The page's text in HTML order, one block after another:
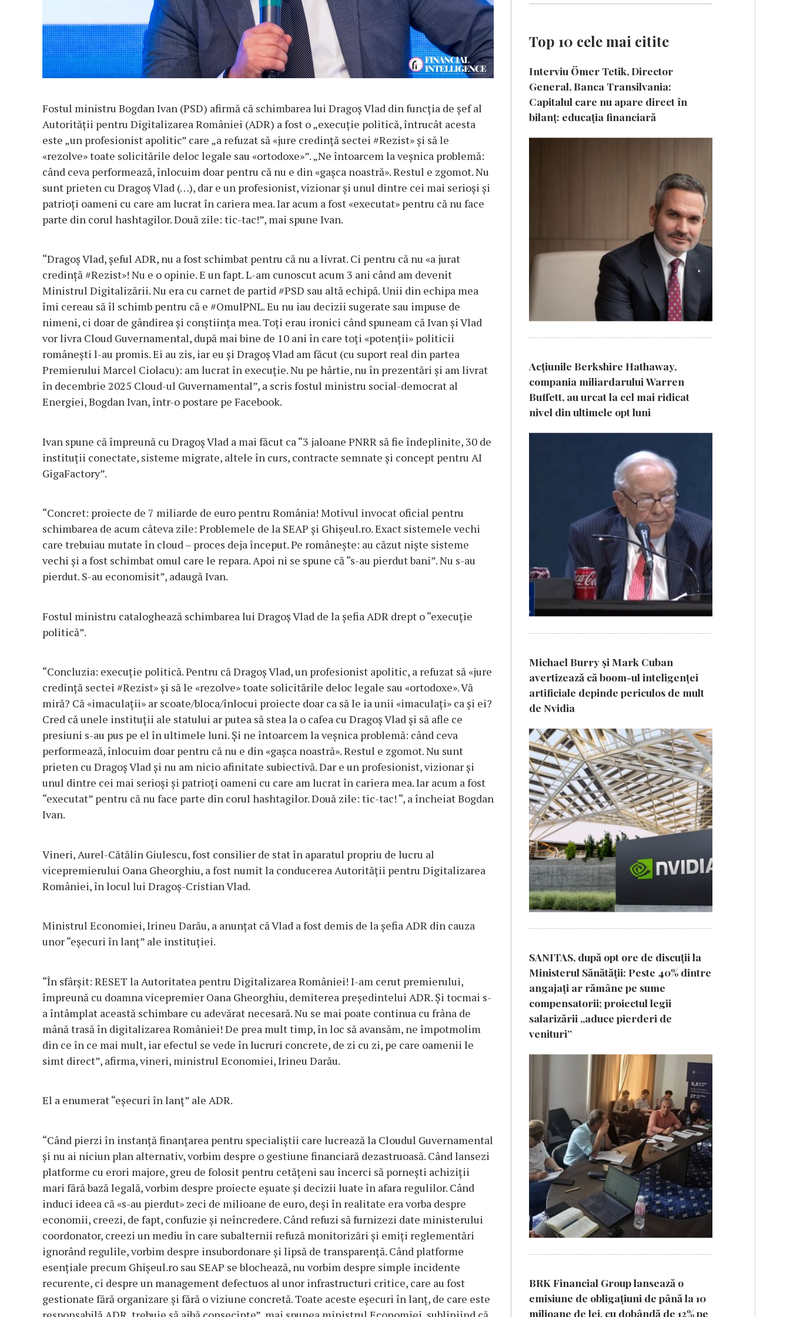
Fostul ministru Bogdan Ivan (PSD) afirmă că schimbarea lui Dragoş Vlad din funcţia de şef al
Autorităţii pentru Digitalizarea României (ADR) a fost o „execuţie politică, întrucât acesta
este „un profesionist apolitic” care „a refuzat să «jure credinţă sectei #Rezist» şi să le
«rezolve» toate solicitările deloc legale sau «ortodoxe»”. „Ne întoarcem la veşnica problemă:
când ceva performează, înlocuim doar pentru că nu e din «gaşca noastră». Restul e zgomot. Nu
sunt prieten cu Dragoş Vlad (…), dar e un profesionist, vizionar şi unul dintre cei mai serioşi şi
patrioţi oameni cu care am lucrat în cariera mea. Iar acum a fost «executat» pentru că nu face
parte din corul hashtagilor. Două zile: tic-tac!”, mai spune Ivan.
“Dragoş Vlad, şeful ADR, nu a fost schimbat pentru că nu a livrat. Ci pentru că nu «a jurat
credinţă #Rezist»! Nu e o opinie. E un fapt. L-am cunoscut acum 3 ani când am devenit
Ministrul Digitalizării. Nu era cu carnet de partid #PSD sau altă echipă. Unii din echipa mea
îmi cereau să îl schimb pentru că e #OmulPNL. Eu nu iau decizii sugerate sau impuse de
nimeni, ci doar de gândirea şi conştiinţa mea. Toţi erau ironici când spuneam că Ivan şi Vlad
vor livra Cloud Guvernamental, după mai bine de 10 ani în care toţi «potenţii» politicii
româneşti l-au promis. Ei au zis, iar eu şi Dragoş Vlad am făcut (cu suport real din partea
Premierului Marcel Ciolacu): am lucrat în execuţie. Nu pe hârtie, nu în prezentări şi am livrat
în decembrie 2025 Cloud-ul Guvernamental”, a scris fostul ministru social-democrat al
Energiei, Bogdan Ivan, într-o postare pe Facebook.
Ivan spune că împreună cu Dragoş Vlad a mai făcut ca “3 jaloane PNRR să fie îndeplinite, 30 de
instituţii conectate, sisteme migrate, altele în curs, contracte semnate şi concept pentru AI
GigaFactory”.
“Concret: proiecte de 7 miliarde de euro pentru România! Motivul invocat oficial pentru
schimbarea de acum câteva zile: Problemele de la SEAP şi Ghişeul.ro. Exact sistemele vechi
care trebuiau mutate în cloud – proces deja început. Pe româneşte: au căzut nişte sisteme
vechi şi a fost schimbat omul care le repara. Apoi ni se spune că “s-au pierdut bani”. Nu s-au
pierdut. S-au economisit”, adaugă Ivan.
Fostul ministru cataloghează schimbarea lui Dragoş Vlad de la şefia ADR drept o “execuţie
politică”.
“Concluzia: execuţie politică. Pentru că Dragoş Vlad, un profesionist apolitic, a refuzat să «jure
credinţă sectei #Rezist» şi să le «rezolve» toate solicitările deloc legale sau «ortodoxe». Vă
miră? Că «imaculaţii» ar scoate/bloca/înlocui proiecte doar ca să le ia unii «imaculaţi» ca şi ei?
Cred că unele instituţii ale statului ar putea să stea la o cafea cu Dragoş Vlad şi să afle ce
presiuni s-au pus pe el în ultimele luni. Şi ne întoarcem la veşnica problemă: când ceva
performează, înlocuim doar pentru că nu e din «gaşca noastră». Restul e zgomot. Nu sunt
prieten cu Dragoş Vlad şi nu am nicio afinitate subiectivă. Dar e un profesionist, vizionar şi
unul dintre cei mai serioşi şi patrioţi oameni cu care am lucrat în cariera mea. Iar acum a fost
“executat” pentru că nu face parte din corul hashtagilor. Două zile: tic-tac! “, a încheiat Bogdan
Ivan.
Vineri, Aurel-Cătălin Giulescu, fost consilier de stat în aparatul propriu de lucru al
vicepremierului Oana Gheorghiu, a fost numit la conducerea Autorităţii pentru Digitalizarea
României, în locul lui Dragoş-Cristian Vlad.
Ministrul Economiei, Irineu Darău, a anunţat că Vlad a fost demis de la şefia ADR din cauza
unor “eşecuri în lanţ” ale instituţiei.
“În sfârşit: RESET la Autoritatea pentru Digitalizarea României! I-am cerut premierului,
împreună cu doamna vicepremier Oana Gheorghiu, demiterea preşedintelui ADR. Şi tocmai s-
a întâmplat această schimbare cu adevărat necesară. Nu se mai poate continua cu frâna de
mână trasă în digitalizarea României! De prea mult timp, în loc să avansăm, ne împotmolim
din ce în ce mai mult, iar efectul se vede în lucruri concrete, de zi cu zi, pe care oamenii le
simt direct”, afirma, vineri, ministrul Economiei, Irineu Darău.
El a enumerat “eşecuri în lanţ” ale ADR.
“Când pierzi în instanţă finanţarea pentru specialiştii care lucrează la Cloudul Guvernamental
şi nu ai niciun plan alternativ, vorbim despre o gestiune financiară dezastruoasă. Când lansezi
platforme cu erori majore, greu de folosit pentru cetăţeni sau încerci să porneşti achiziţii
mari fără bază legală, vorbim despre proiecte eşuate şi decizii luate în afara regulilor. Când
induci ideea că «s-au pierdut» zeci de milioane de euro, deşi în realitate era vorba despre
economii, creezi, de fapt, confuzie şi neîncredere. Când refuzi să furnizezi date ministerului
coordonator, creezi un mediu în care subalternii refuză monitorizări şi emiţi reglementări
ignorând regulile, vorbim despre insubordonare şi lipsă de transparenţă. Când platforme
esenţiale precum Ghişeul.ro sau SEAP se blochează, nu vorbim despre simple incidente
recurente, ci despre un management defectuos al unor infrastructuri critice, care au fost
gestionate fără organizare şi fără o viziune concretă. Toate aceste eşecuri în lanţ, de care este
Top 10 cele mai citite
Interviu Ömer Tetik, Director
General, Banca Transilvania:
Capitalul care nu apare direct în
bilanț: educația financiară
Acțiunile Berkshire Hathaway,
compania miliardarului Warren
Buffett, au urcat la cel mai ridicat
nivel din ultimele opt luni
Michael Burry și Mark Cuban
avertizează că boom-ul inteligenței
artificiale depinde periculos de mult
de Nvidia
SANITAS, după opt ore de discuții la
Ministerul Sănătății: Peste 40% dintre
angajați ar rămâne pe sume
compensatorii; proiectul legii
salarizării „aduce pierderi de
venituri”
BRK Financial Group lansează o
emisiune de obligațiuni de până la 10
milioane de lei, cu dobândă de 12% pe